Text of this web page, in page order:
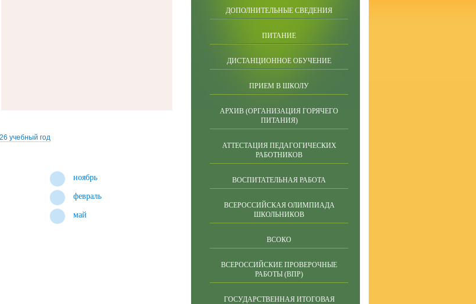
учебный год
ноябрь
февраль
май
ДОПОЛНИТЕЛЬНЫЕ СВЕДЕНИЯ
ПИТАНИЕ
ДИСТАНЦИОННОЕ ОБУЧЕНИЕ
ПРИЕМ В ШКОЛУ
АРХИВ (ОРГАНИЗАЦИЯ ГОРЯЧЕГО
ПИТАНИЯ)
АТТЕСТАЦИЯ ПЕДАГОГИЧЕСКИХ
РАБОТНИКОВ
ВОСПИТАТЕЛЬНАЯ РАБОТА
ВСЕРОССИЙСКАЯ ОЛИМПИАДА
ШКОЛЬНИКОВ
ВСОКО
ВСЕРОССИЙСКИЕ ПРОВЕРОЧНЫЕ
РАБОТЫ (ВПР)
ГОСУДАРСТВЕННАЯ ИТОГОВАЯ